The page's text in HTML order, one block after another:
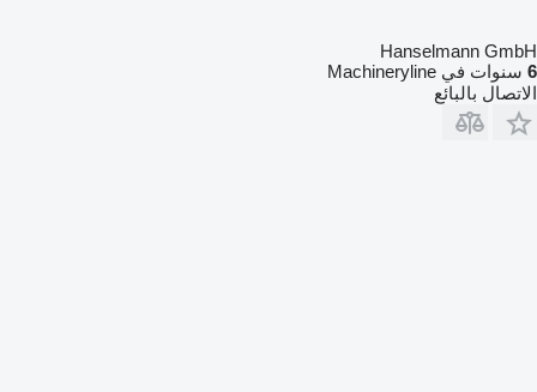
Hanselmann GmbH
6 سنوات في Machineryline
الاتصال بالبائع